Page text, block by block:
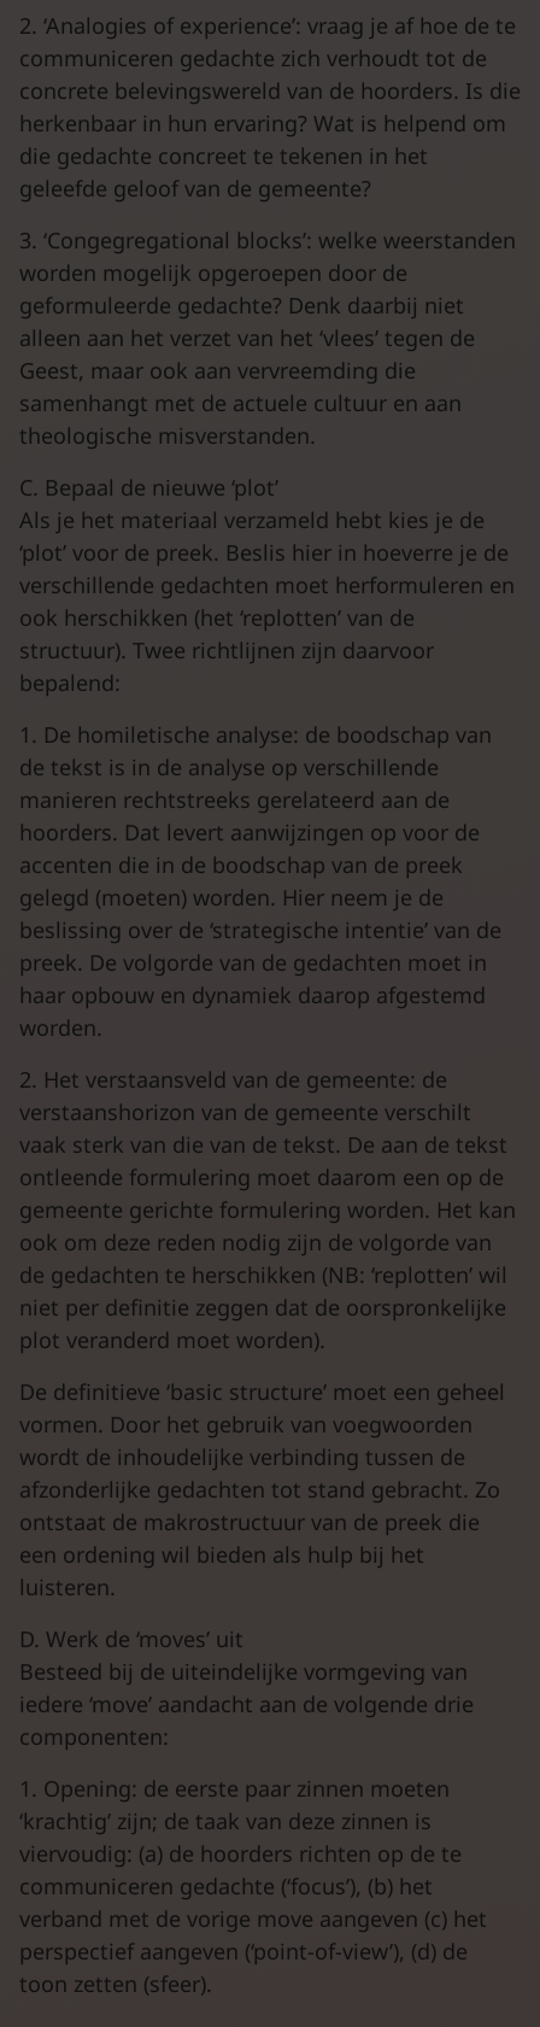
2. ‘Analogies of experience’: vraag je af hoe de te
communiceren gedachte zich verhoudt tot de
concrete belevingswereld van de hoorders. Is die
herkenbaar in hun ervaring? Wat is helpend om
die gedachte concreet te tekenen in het
geleefde geloof van de gemeente?
3. ‘Congegregational blocks’: welke weerstanden
worden mogelijk opgeroepen door de
geformuleerde gedachte? Denk daarbij niet
alleen aan het verzet van het ‘vlees’ tegen de
Geest, maar ook aan vervreemding die
samenhangt met de actuele cultuur en aan
theologische misverstanden.
C. Bepaal de nieuwe ‘plot’
Als je het materiaal verzameld hebt kies je de
‘plot’ voor de preek. Beslis hier in hoeverre je de
verschillende gedachten moet herformuleren en
ook herschikken (het ‘replotten’ van de
structuur). Twee richtlijnen zijn daarvoor
bepalend:
1. De homiletische analyse: de boodschap van
de tekst is in de analyse op verschillende
manieren rechtstreeks gerelateerd aan de
hoorders. Dat levert aanwijzingen op voor de
accenten die in de boodschap van de preek
gelegd (moeten) worden. Hier neem je de
beslissing over de ‘strategische intentie’ van de
preek. De volgorde van de gedachten moet in
haar opbouw en dynamiek daarop afgestemd
worden.
2. Het verstaansveld van de gemeente: de
verstaanshorizon van de gemeente verschilt
vaak sterk van die van de tekst. De aan de tekst
ontleende formulering moet daarom een op de
gemeente gerichte formulering worden. Het kan
ook om deze reden nodig zijn de volgorde van
de gedachten te herschikken (NB: ‘replotten’ wil
niet per definitie zeggen dat de oorspronkelijke
plot veranderd moet worden).
De definitieve ‘basic structure’ moet een geheel
vormen. Door het gebruik van voegwoorden
wordt de inhoudelijke verbinding tussen de
afzonderlijke gedachten tot stand gebracht. Zo
ontstaat de makrostructuur van de preek die
een ordening wil bieden als hulp bij het
luisteren.
D. Werk de ‘moves’ uit
Besteed bij de uiteindelijke vormgeving van
iedere ‘move’ aandacht aan de volgende drie
componenten:
1. Opening: de eerste paar zinnen moeten
‘krachtig’ zijn; de taak van deze zinnen is
viervoudig: (a) de hoorders richten op de te
communiceren gedachte (‘focus’), (b) het
verband met de vorige move aangeven (c) het
perspectief aangeven (‘point-of-view’), (d) de
toon zetten (sfeer).